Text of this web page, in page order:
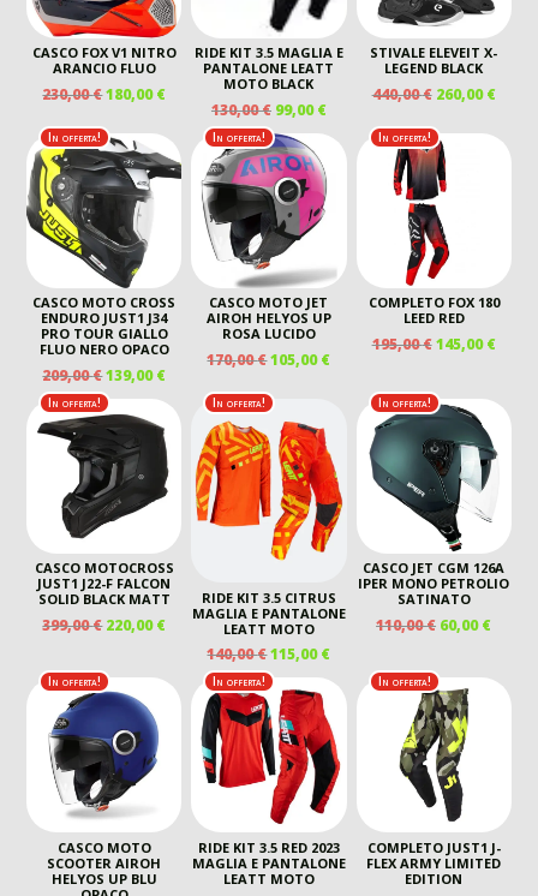
CASCO FOX V1 NITRO
ARANCIO FLUO
230,00€IL
ORIGINALE
ERA:
230,00 €.
180,00€IL
PREZZO
ATTUALE
È:
180,00 €.
RIDE KIT 3.5 MAGLIA E
PANTALONE LEATT
MOTO BLACK
130,00€ IL
PREZZO
ORIGINALE
ERA:
130,00 €.
99,00€IL
PREZZO
ATTUALE
È:
99,00 €.
STIVALE ELEVEIT X-
LEGEND BLACK
440,00€ IL
ORIGINALE
ERA:
440,00 €.
260,00€IL
In offerta!
CASCO MOTO CROSS
ENDURO JUST1 J34
PRO TOUR GIALLO
FLUO NERO OPACO
209,00€IL
PREZZO
ORIGINALE
ERA:
209,00 €.
139,00€IL
PREZZO
ATTUALE
È:
139,00 €.
In offerta!
CASCO MOTO JET
AIROH HELYOS UP
ROSA LUCIDO
170,00€IL
ORIGINALE
ERA:
170,00 €.
105,00€IL
ATTUALE
105,00 €.
In offerta!
COMPLETO FOX 180
LEED RED
195,00€ IL
ERA:
195,00 €.
145,00€IL
È:
In offerta!
CASCO MOTOCROSS
JUST1 J22-F FALCON
SOLID BLACK MATT
399,00€ IL
ERA:
399,00 €.
220,00€IL
PREZZO
ATTUALE
È:
220,00 €.
In offerta!
RIDE KIT 3.5 CITRUS
MAGLIA E PANTALONE
LEATT MOTO
140,00€IL
PREZZO
ORIGINALE
ERA:
140,00 €.
115,00€IL
PREZZO
ATTUALE
115,00 €.
In offerta!
CASCO JET CGM 126A
IPER MONO PETROLIO
SATINATO
110,00€ IL
ERA:
110,00 €.
60,00€IL
È:
In offerta!
CASCO MOTO
SCOOTER AIROH
HELYOS UP BLU
In offerta!
RIDE KIT 3.5 RED 2023
MAGLIA E PANTALONE
LEATT MOTO
In offerta!
COMPLETO JUST1 J-
FLEX ARMY LIMITED
EDITION